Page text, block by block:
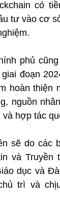
có
tư vào cơ
phủ
đoạn
hoàn thiện
nguồn
hợp tác
sẽ do các
và Truyền
dục và
trì và